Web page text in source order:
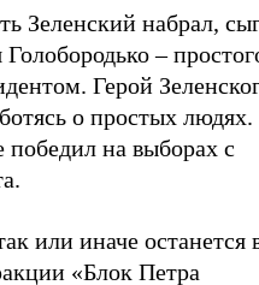
Зеленский набрал,
–
Герой
о простых людях.
победил на выборах с
или иначе останется
«Блок Петра